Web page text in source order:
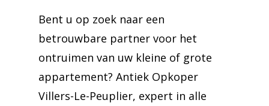
Bent u op zoek naar een
betrouwbare partner voor het
ontruimen van uw kleine of grote
appartement? Antiek Opkoper
Villers-Le-Peuplier, expert in alle